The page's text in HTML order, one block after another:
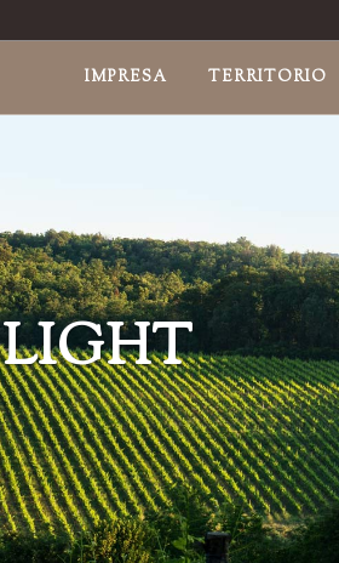
IMPRESA TERRITORIO
LIGHT